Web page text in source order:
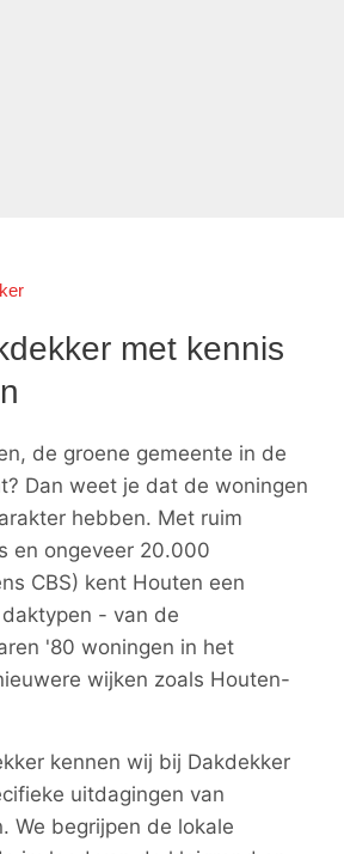
met kennis
de groene gemeente in de
Dan weet je dat de woningen
hebben. Met ruim
en ongeveer 20.000
CBS) kent Houten een
- van de
'80 woningen in het
wijken zoals Houten-
kennen wij bij Dakdekker
uitdagingen van
We begrijpen de lokale